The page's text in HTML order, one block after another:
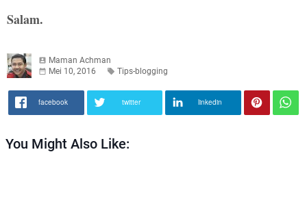
Salam.
Maman Achman
Mei 10, 2016
Tips-blogging
facebook twitter linkedin
You Might Also Like: